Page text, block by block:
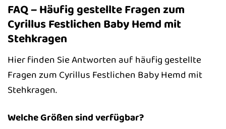
FAQ – Häufig gestellte Fragen zum
Cyrillus Festlichen Baby Hemd mit
Stehkragen
Hier finden Sie Antworten auf häufig gestellte
Fragen zum Cyrillus Festlichen Baby Hemd mit
Stehkragen.
Welche Größen sind verfügbar?